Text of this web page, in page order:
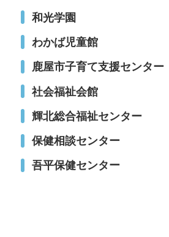
和光学園
わかば児童館
鹿屋市子育て支援センター
社会福祉会館
輝北総合福祉センター
保健相談センター
吾平保健センター